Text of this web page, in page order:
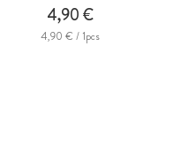
4,90 €
4,90 € / 1pcs